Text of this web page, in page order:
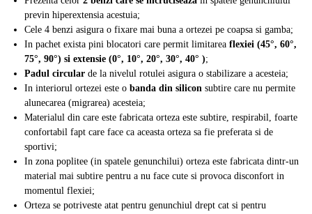
previn hiperextensia acestuia;
Cele 4 benzi asigura o fixare mai buna a ortezei pe coapsa si gamba;
In pachet exista pini blocatori care permit limitarea flexiei (45°, 60°,
75°, 90°) si extensie (0°, 10°, 20°, 30°, 40° );
Padul circular de la nivelul rotulei asigura o stabilizare a acesteia;
In interiorul ortezei este o banda din silicon subtire care nu permite
alunecarea (migrarea) acesteia;
Materialul din care este fabricata orteza este subtire, respirabil, foarte
confortabil fapt care face ca aceasta orteza sa fie preferata si de
sportivi;
In zona poplitee (in spatele genunchilui) orteza este fabricata dintr-un
material mai subtire pentru a nu face cute si provoca disconfort in
momentul flexiei;
Orteza se potriveste atat pentru genunchiul drept cat si pentru